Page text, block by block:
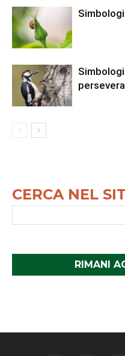
CERCA NEL
RIMANI